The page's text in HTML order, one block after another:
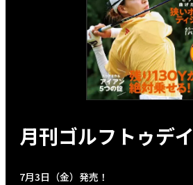
月刊ゴルフトゥデイ
7月3日（金）発売！